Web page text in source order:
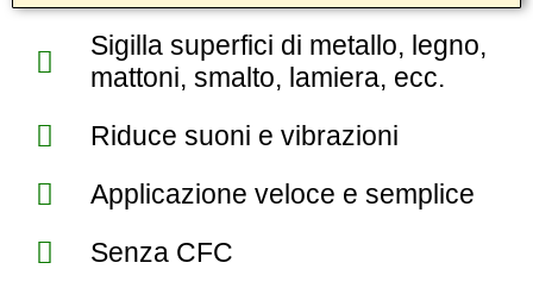
Sigilla superfici di metallo, legno,
mattoni, smalto, lamiera, ecc.
Riduce suoni e vibrazioni
Applicazione veloce e semplice
Senza CFC